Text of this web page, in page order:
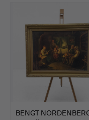
BENGT